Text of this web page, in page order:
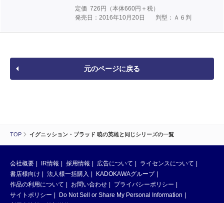
TOP イグニッション・ブラッド 暁の英雄と同じシリーズの一覧
定価 726 円（本体660円＋税）
発売日：2016年10月20日
判型：Ａ６判
元のページに戻る
会社概要 IR情報 採用情報 広告について
ライセンスについて
書店様向け
法人様一括購入
KADOKAWAグループ
作品の利用について
お問い合わせ
プライバシーポリシー
サイトポリシー
Do Not Sell or Share My Personal Information